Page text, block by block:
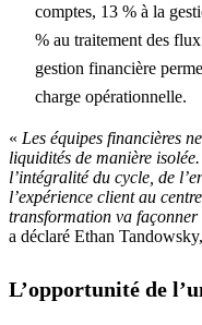
comptes, 13 % à la
% au traitement des
gestion financière
charge opérationnelle.
« Les équipes financières
liquidités de manière
l’intégralité du cycle, de
l’expérience client au
transformation va
a déclaré Ethan
L’opportunité de